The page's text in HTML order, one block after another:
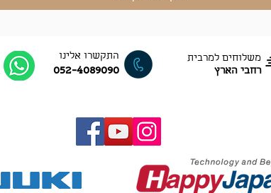
התקשרו אלינו
052-4089090
משלוחים למרבית
רחבי הארץ